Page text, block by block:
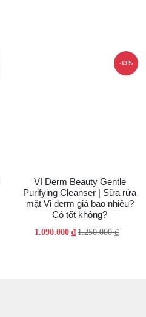
-13%
VI Derm Beauty Gentle
Purifying Cleanser | Sữa rửa
mặt Vi derm giá bao nhiêu?
Có tốt không?
1.250.000₫
Giá
1.090.000 ₫ Giá